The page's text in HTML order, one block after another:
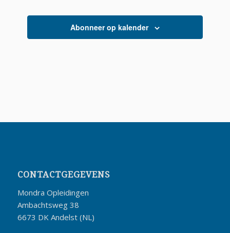
Abonneer op kalender
CONTACTGEGEVENS
Mondra Opleidingen
Ambachtsweg 38
6673 DK Andelst (NL)